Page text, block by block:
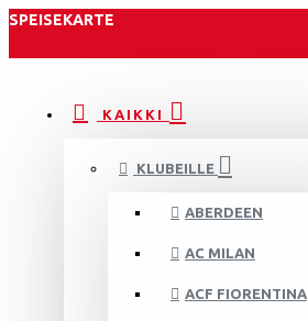
SPEISEKARTE
KAIKKI
KLUBEILLE
ABERDEEN
AC MILAN
ACF FIORENTINA